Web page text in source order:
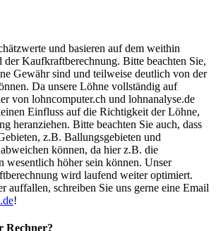
und basieren auf dem weithin
der Kaufkraftberechnung. Bitte beachten Sie,
Gewähr sind und teilweise deutlich von der
Da unsere Löhne vollständig auf
von lohncomputer.ch und lohnanalyse.de
Einfluss auf die Richtigkeit der Löhne,
heranziehen. Bitte beachten Sie auch, dass
z.B. Ballungsgebieten und
können, da hier z.B. die
wesentlich höher sein können. Unser
wird laufend weiter optimiert.
auffallen, schreiben Sie uns gerne eine Email
!
Rechner?